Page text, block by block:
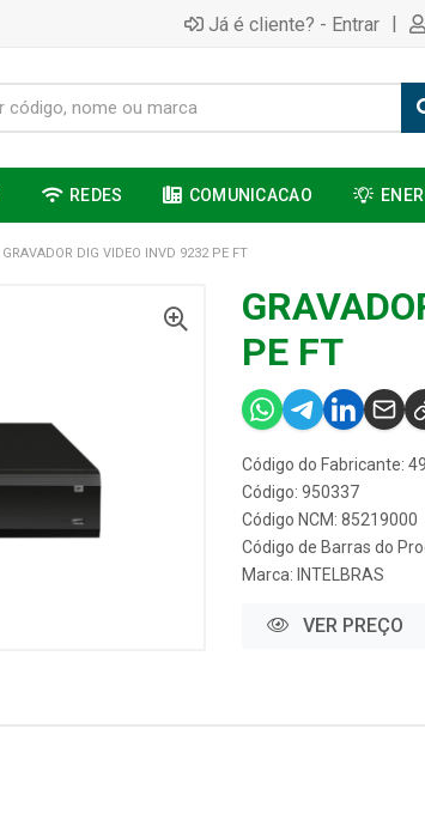
Já é cliente? - Entrar |
REDES COMUNICACAO
GRAVADOR DIG VIDEO INVD 9232 PE FT
PE FT
Código do Fabricante:
Código: 950337
Código NCM: 85219000
Código de Barras do
Marca: INTELBRAS
VER PREÇO